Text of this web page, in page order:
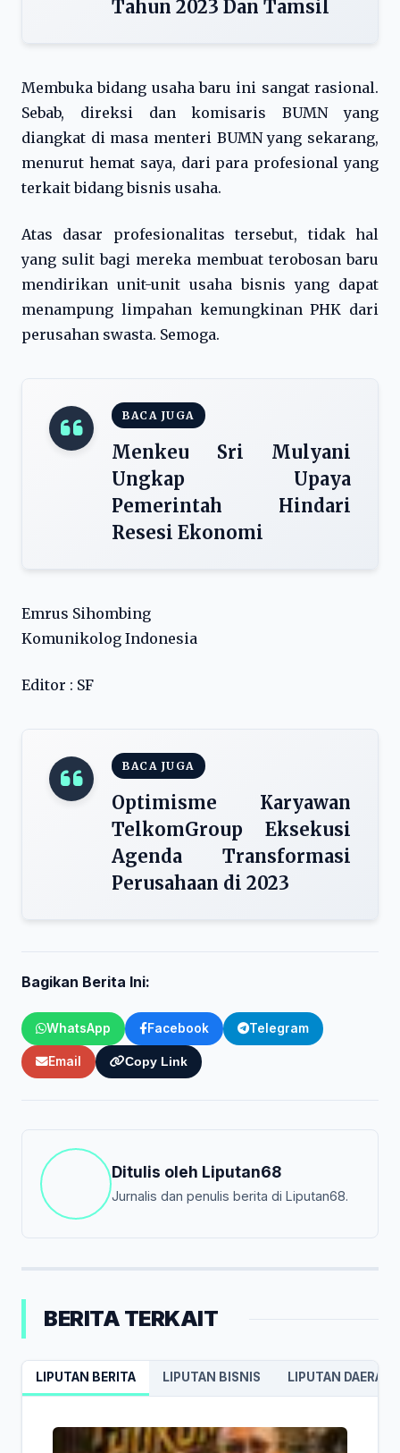
Tahun 2023 Dan Tamsil
Membuka bidang usaha baru ini sangat rasional.
Sebab, direksi dan komisaris BUMN yang
diangkat di masa menteri BUMN yang sekarang,
menurut hemat saya, dari para profesional yang
terkait bidang bisnis usaha.
Atas dasar profesionalitas tersebut, tidak hal
yang sulit bagi mereka membuat terobosan baru
mendirikan unit-unit usaha bisnis yang dapat
menampung limpahan kemungkinan PHK dari
perusahan swasta. Semoga.
BACA JUGA
Menkeu Sri Mulyani
Ungkap Upaya
Pemerintah Hindari
Resesi Ekonomi
Emrus Sihombing
Komunikolog Indonesia
Editor : SF
BACA JUGA
Optimisme Karyawan
TelkomGroup Eksekusi
Agenda Transformasi
Perusahaan di 2023
Bagikan Berita Ini:
WhatsApp Facebook Telegram
Email Copy Link
Ditulis oleh Liputan68
Jurnalis dan penulis berita di Liputan68.
BERITA TERKAIT
LIPUTAN BERITA LIPUTAN BISNIS LIPUTAN DAERAH